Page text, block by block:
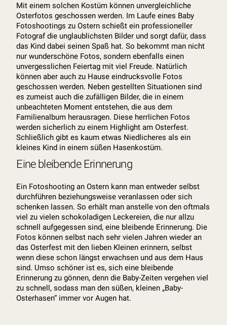
Mit einem solchen Kostüm können unvergleichliche
Osterfotos geschossen werden. Im Laufe eines Baby
Fotoshootings zu Ostern schießt ein professioneller
Fotograf die unglaublichsten Bilder und sorgt dafür, dass
das Kind dabei seinen Spaß hat. So bekommt man nicht
nur wunderschöne Fotos, sondern ebenfalls einen
unvergesslichen Feiertag mit viel Freude. Natürlich
können aber auch zu Hause eindrucksvolle Fotos
geschossen werden. Neben gestellten Situationen sind
es zumeist auch die zufälligen Bilder, die in einem
unbeachteten Moment entstehen, die aus dem
Familienalbum herausragen. Diese herrlichen Fotos
werden sicherlich zu einem Highlight am Osterfest.
Schließlich gibt es kaum etwas Niedlicheres als ein
kleines Kind in einem süßen Hasenkostüm.
Eine bleibende Erinnerung
Ein Fotoshooting an Ostern kann man entweder selbst
durchführen beziehungsweise veranlassen oder sich
schenken lassen. So erhält man anstelle von den oftmals
viel zu vielen schokoladigen Leckereien, die nur allzu
schnell aufgegessen sind, eine bleibende Erinnerung. Die
Fotos können selbst nach sehr vielen Jahren wieder an
das Osterfest mit den lieben Kleinen erinnern, selbst
wenn diese schon längst erwachsen und aus dem Haus
sind. Umso schöner ist es, sich eine bleibende
Erinnerung zu gönnen, denn die Baby-Zeiten vergehen viel
zu schnell, sodass man den süßen, kleinen „Baby-
Osterhasen“ immer vor Augen hat.